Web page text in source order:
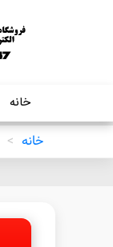
خانه
خانه >